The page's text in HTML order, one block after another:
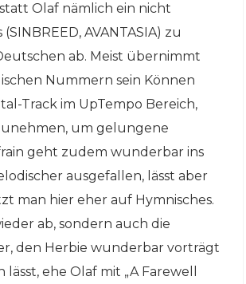
Olaf nämlich ein nicht
AVANTASIA) zu
ab. Meist übernimmt
Nummern sein Können
Track im UpTempo Bereich,
um gelungene
geht zudem wunderbar ins
ausgefallen, lässt aber
man hier eher auf Hymnisches.
ab, sondern auch die
den Herbie wunderbar vorträgt
ehe Olaf mit „A Farewell